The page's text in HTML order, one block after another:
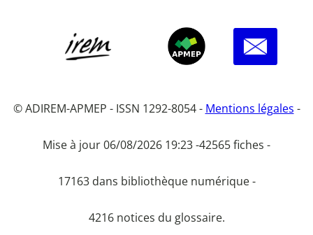
© ADIREM-APMEP - ISSN 1292-8054 - Mentions légales -
Mise à jour 06/08/2026 19:23 -42565 fiches -
17163 dans bibliothèque numérique -
4216 notices du glossaire.